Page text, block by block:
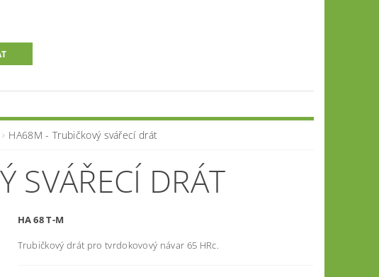
HA68M - Trubičkový svářecí drát
SVÁŘECÍ DRÁT
HA 68 T-M
Trubičkový drát pro tvrdokovový návar 65 HRc.